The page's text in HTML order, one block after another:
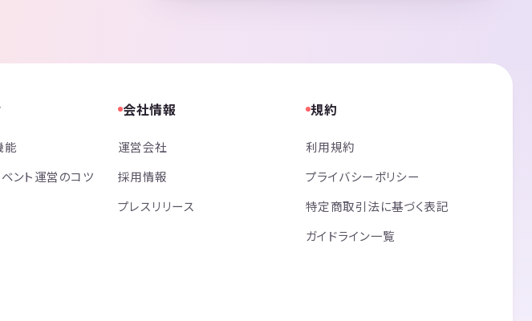
能
ント運営のコツ
会社情報
運営会社
採用情報
プレスリリース
規約
利用規約
プライバシーポリシー
特定商取引法に基づく表記
ガイドライン一覧